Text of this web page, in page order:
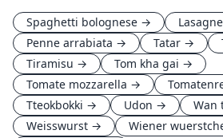
Spaghetti bolognese → Lasagne
Penne arrabiata → Tatar →
Tiramisu → Tom kha gai →
Tomate mozzarella →
Tteokbokki → Udon → Wan
Weisswurst → Wiener